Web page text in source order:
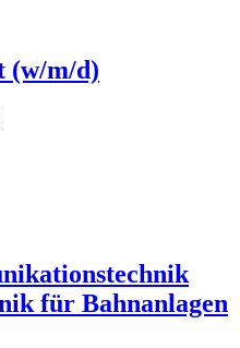
(w/m/d)
für Bahnanlagen